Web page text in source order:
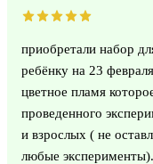
приобретали набор
ребёнку на 23
цветное пламя
проведенного
и взрослых ( не
любые